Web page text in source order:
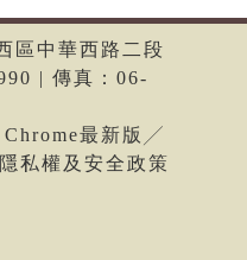
區中華西路二段
| 傳真：06-
Chrome最新版╱
私權及安全政策